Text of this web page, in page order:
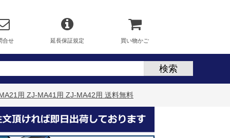
合せ 延長保証規定 買い物かご
用 ZJ-MA41用 ZJ-MA42用 送料無料